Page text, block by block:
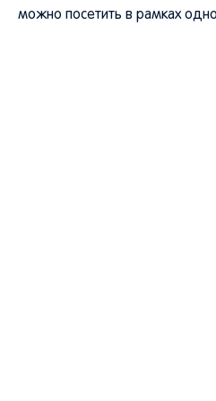
можно посетить в рамках